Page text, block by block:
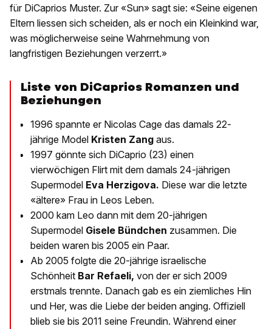
für DiCaprios Muster. Zur «Sun» sagt sie: «Seine eigenen
Eltern liessen sich scheiden, als er noch ein Kleinkind war,
was möglicherweise seine Wahrnehmung von
langfristigen Beziehungen verzerrt.»
Liste von DiCaprios Romanzen und
Beziehungen
1996 spannte er Nicolas Cage das damals 22-
jährige Model Kristen Zang aus.
1997 gönnte sich DiCaprio (23) einen
vierwöchigen Flirt mit dem damals 24-jährigen
Supermodel Eva Herzigova. Diese war die letzte
«ältere» Frau in Leos Leben.
2000 kam Leo dann mit dem 20-jährigen
Supermodel Gisele Bündchen zusammen. Die
beiden waren bis 2005 ein Paar.
Ab 2005 folgte die 20-jährige israelische
Schönheit Bar Refaeli, von der er sich 2009
erstmals trennte. Danach gab es ein ziemliches Hin
und Her, was die Liebe der beiden anging. Offiziell
blieb sie bis 2011 seine Freundin. Während einer